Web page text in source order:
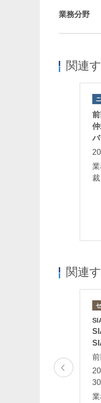
業務分野
関連
バ
関連
30